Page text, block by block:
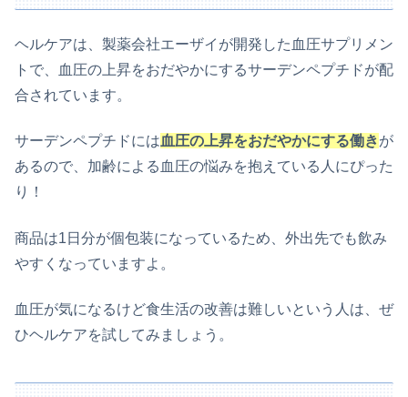
ヘルケアは、製薬会社エーザイが開発した血圧サプリメン
トで、血圧の上昇をおだやかにするサーデンペプチドが配
合されています。
サーデンペプチドには血圧の上昇をおだやかにする働きが
あるので、加齢による血圧の悩みを抱えている人にぴった
り！
商品は1日分が個包装になっているため、外出先でも飲み
やすくなっていますよ。
血圧が気になるけど食生活の改善は難しいという人は、ぜ
ひヘルケアを試してみましょう。